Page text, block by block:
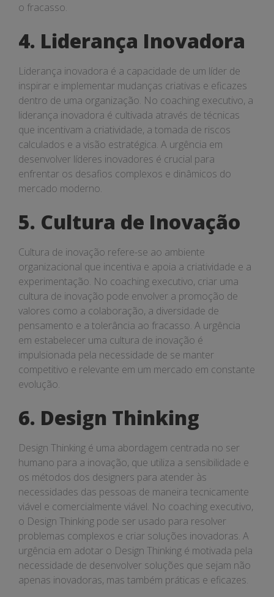
o fracasso.
4. Liderança Inovadora
Liderança inovadora é a capacidade de um líder de
inspirar e implementar mudanças criativas e eficazes
dentro de uma organização. No coaching executivo, a
liderança inovadora é cultivada através de técnicas
que incentivam a criatividade, a tomada de riscos
calculados e a visão estratégica. A urgência em
desenvolver líderes inovadores é crucial para
enfrentar os desafios complexos e dinâmicos do
mercado moderno.
5. Cultura de Inovação
Cultura de inovação refere-se ao ambiente
organizacional que incentiva e apoia a criatividade e a
experimentação. No coaching executivo, criar uma
cultura de inovação pode envolver a promoção de
valores como a colaboração, a diversidade de
pensamento e a tolerância ao fracasso. A urgência
em estabelecer uma cultura de inovação é
impulsionada pela necessidade de se manter
competitivo e relevante em um mercado em constante
evolução.
6. Design Thinking
Design Thinking é uma abordagem centrada no ser
humano para a inovação, que utiliza a sensibilidade e
os métodos dos designers para atender às
necessidades das pessoas de maneira tecnicamente
viável e comercialmente viável. No coaching executivo,
o Design Thinking pode ser usado para resolver
problemas complexos e criar soluções inovadoras. A
urgência em adotar o Design Thinking é motivada pela
necessidade de desenvolver soluções que sejam não
apenas inovadoras, mas também práticas e eficazes.